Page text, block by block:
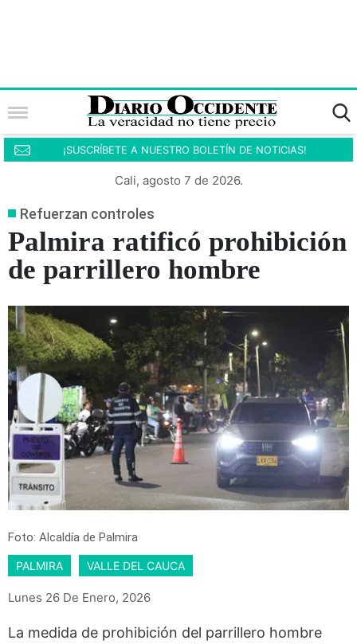
¡SUSCRÍBETE A NUESTRO BOLETÍN DE NOTICIAS!
Cali, agosto 7 de 2026.
Refuerzan controles
Palmira ratificó prohibición
de parrillero hombre
Foto: Alcaldía de Palmira
PALMIRA VALLE DEL CAUCA
Lunes 26 De Enero, 2026
La medida de prohibición del parrillero hombre